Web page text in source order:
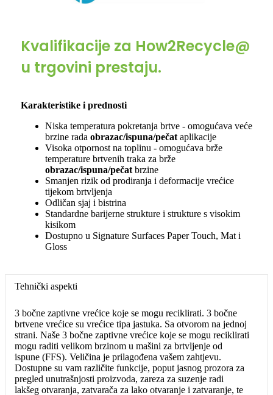
Kvalifikacije za How2Recycle@
u trgovini prestaju.
Karakteristike i prednosti
Niska temperatura pokretanja brtve - omogućava veće
brzine rada obrazac/ispuna/pečat aplikacije
Visoka otpornost na toplinu - omogućava brže
temperature brtvenih traka za brže
obrazac/ispuna/pečat brzine
Smanjen rizik od prodiranja i deformacije vrećice
tijekom brtvljenja
Odličan sjaj i bistrina
Standardne barijerne strukture i strukture s visokim
kisikom
Dostupno u Signature Surfaces Paper Touch, Mat i
Gloss
Tehnički aspekti
3 bočne zaptivne vrećice koje se mogu reciklirati. 3 bočne
brtvene vrećice su vrećice tipa jastuka. Sa otvorom na jednoj
strani. Naše 3 bočne zaptivne vrećice koje se mogu reciklirati
mogu raditi velikom brzinom u mašini za brtvljenje od
ispune (FFS). Veličina je prilagođena vašem zahtjevu.
Dostupne su vam različite funkcije, poput jasnog prozora za
pregled unutrašnjosti proizvoda, zareza za suzenje radi
lakšeg otvaranja, zatvarača za lako otvaranje i zatvaranje, te